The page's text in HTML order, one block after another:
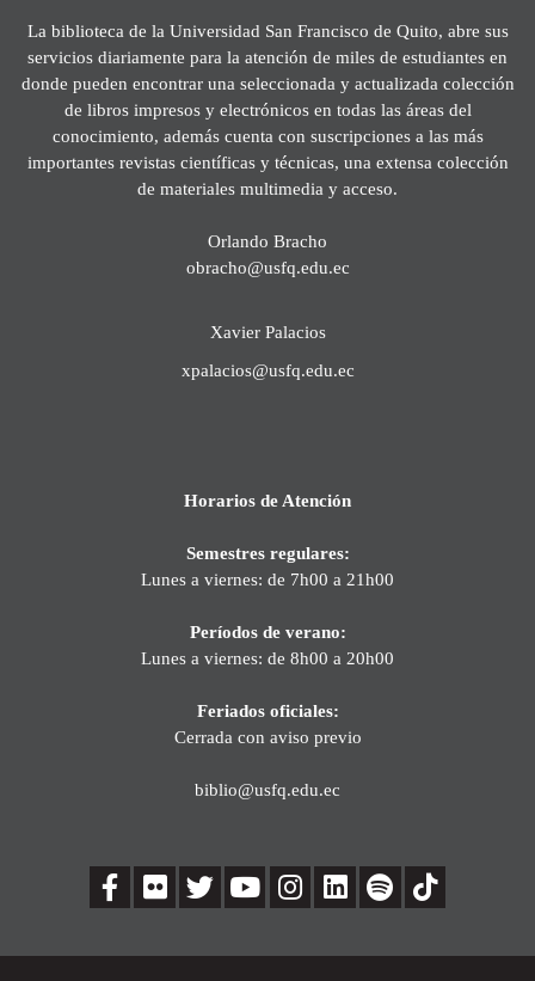
La biblioteca de la Universidad San Francisco de Quito, abre sus
servicios diariamente para la atención de miles de estudiantes en
donde pueden encontrar una seleccionada y actualizada colección
de libros impresos y electrónicos en todas las áreas del
conocimiento, además cuenta con suscripciones a las más
importantes revistas científicas y técnicas, una extensa colección
de materiales multimedia y acceso.
Orlando Bracho
obracho@usfq.edu.ec
Xavier Palacios
xpalacios@usfq.edu.ec
Horarios de Atención
Semestres regulares:
Lunes a viernes: de 7h00 a 21h00
Períodos de verano:
Lunes a viernes: de 8h00 a 20h00
Feriados oficiales:
Cerrada con aviso previo
biblio@usfq.edu.ec